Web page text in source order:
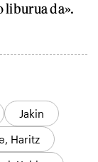
liburua da».
Jakin
Haritz